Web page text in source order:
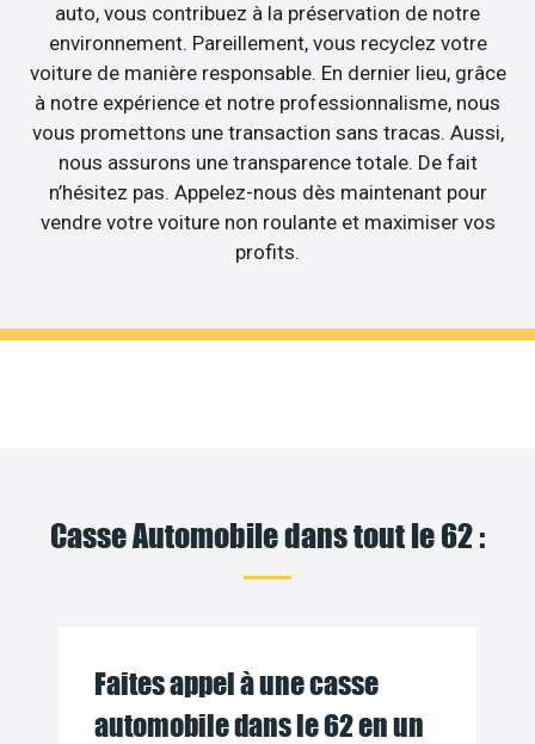
auto, vous contribuez à la préservation de notre
environnement. Pareillement, vous recyclez votre
voiture de manière responsable. En dernier lieu, grâce
à notre expérience et notre professionnalisme, nous
vous promettons une transaction sans tracas. Aussi,
nous assurons une transparence totale. De fait
n’hésitez pas. Appelez-nous dès maintenant pour
vendre votre voiture non roulante et maximiser vos
profits.
Casse Automobile dans tout le 62 :
Faites appel à une casse
automobile dans le 62 en un